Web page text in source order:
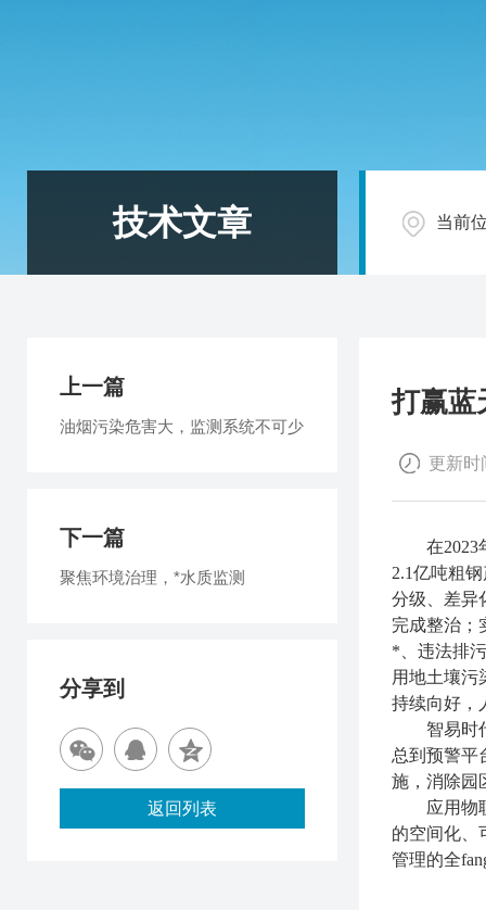
技术文章 当前
打赢蓝
更新时
在2023
2.1亿吨粗
分级、差异
完成整治；
*、违法排
用地土壤污
持续向好，
智易时
总到预警平
施，消除园
应用物
的空间化、
管理的全
上一篇
油烟污染危害大，监测系统不可少
下一篇
聚焦环境治理，*水质监测
分享到
返回列表